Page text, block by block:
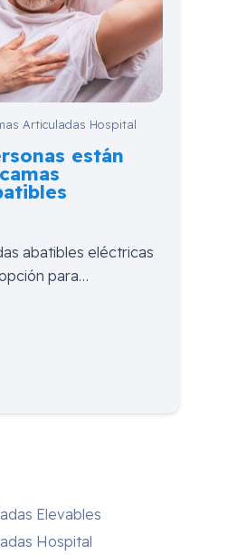
Articuladas Hospital
están
abatibles eléctricas
para…
Elevables
Hospital